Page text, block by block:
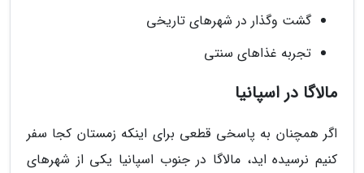
گشت وگذار در شهرهای تاریخی
تجربه غذاهای سنتی
مالاگا در اسپانیا
اگر همچنان به پاسخی قطعی برای اینکه زمستان کجا سفر
کنیم نرسیده اید، مالاگا در جنوب اسپانیا یکی از شهرهای